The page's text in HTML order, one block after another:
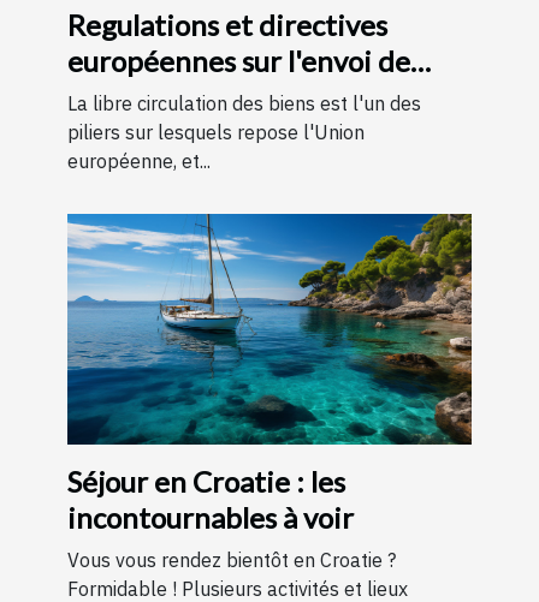
Regulations et directives
européennes sur l'envoi de
colis transfrontaliers
La libre circulation des biens est l'un des
piliers sur lesquels repose l'Union
européenne, et...
Séjour en Croatie : les
incontournables à voir
Vous vous rendez bientôt en Croatie ?
Formidable ! Plusieurs activités et lieux